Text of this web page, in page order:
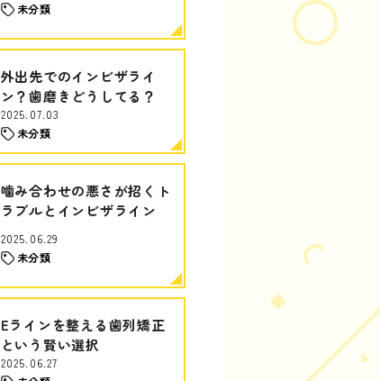
未分類
外出先でのインビザライ
ン？歯磨きどうしてる？
2025.07.03
未分類
噛み合わせの悪さが招くト
ラブルとインビザライン
2025.06.29
未分類
Eラインを整える歯列矯正
という賢い選択
2025.06.27